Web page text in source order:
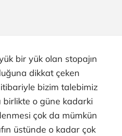
bir yük olan stopajın
dikkat çeken
bizim talebimiz
birlikte o güne kadarki
çok da mümkün
üstünde o kadar çok